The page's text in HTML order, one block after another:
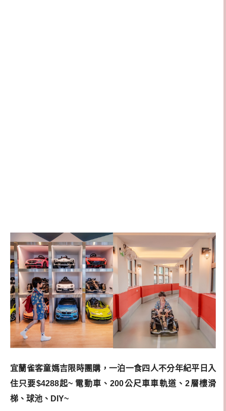
宜蘭雀客童媽吉限時團購，一泊一食四人不分年紀平日入
住只要$4288起~ 電動車、200公尺車車軌道、2層樓滑
梯、球池、DIY~